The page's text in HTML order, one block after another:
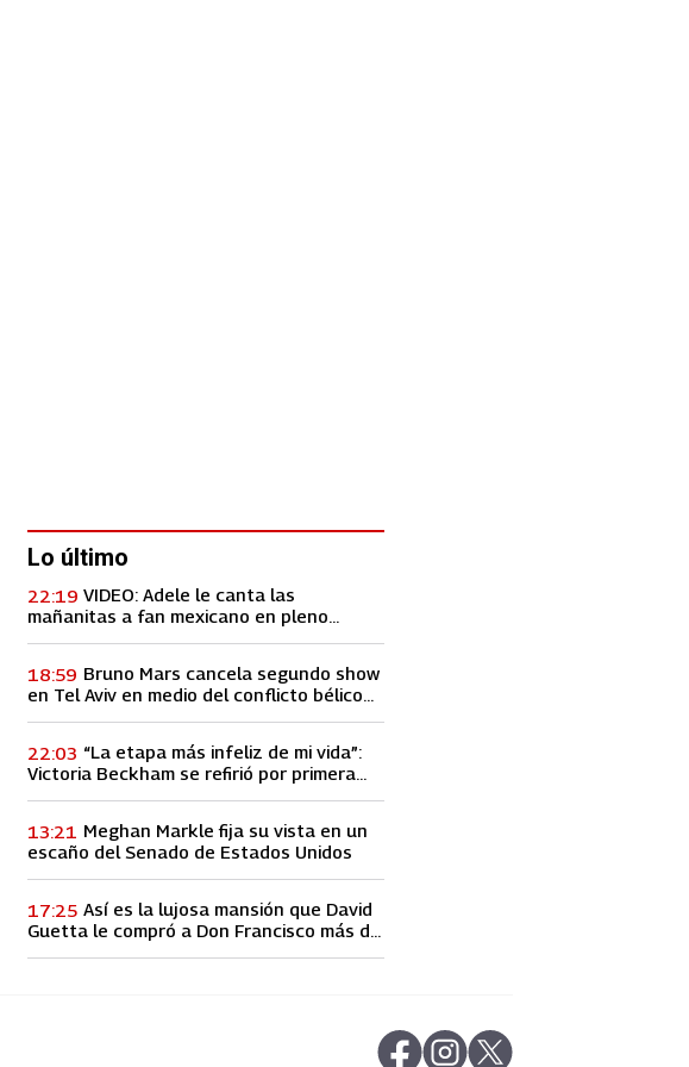
Lo último
VIDEO: Adele le canta las
mañanitas a fan mexicano en pleno
22:19
Bruno Mars cancela segundo show
en Tel Aviv en medio del conflicto bélico
18:59
“La etapa más infeliz de mi vida”:
Victoria Beckham se refirió por primera
22:03
Meghan Markle fija su vista en un
escaño del Senado de Estados Unidos
13:21
Así es la lujosa mansión que David
Guetta le compró a Don Francisco más de
17:25
abre en nueva pestaña
abre en nueva pestaña